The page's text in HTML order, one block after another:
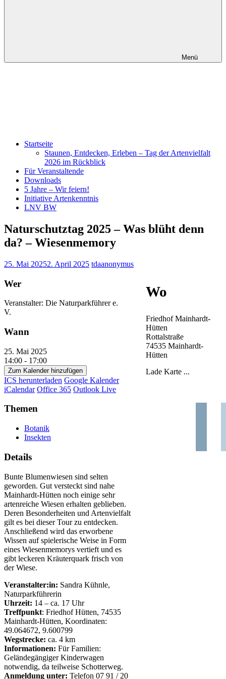
Menü
Startseite
Staunen, Entdecken, Erleben – Tag der Artenvielfalt
2026 im Rückblick
Für Veranstaltende
Downloads
5 Jahre – Wir feiern!
Initiative Artenkenntnis
LNV BW
Naturschutztag 2025 – Was blüht denn
da? – Wiesenmemory
25. Mai 20252. April 2025 tdaanonymus
Wer
Veranstalter: Die Naturparkführer e.
V.
Wann
25. Mai 2025
14:00 - 17:00
Zum Kalender hinzufügen
ICS herunterladen Google Kalender
iCalendar Office 365 Outlook Live
Themen
Botanik
Insekten
Details
Bunte Blumenwiesen sind selten
geworden. Gut versteckt sind nahe
Mainhardt-Hütten noch einige sehr
artenreiche Wiesen erhalten geblieben.
Deren Besonderheiten und Artenvielfalt
gilt es bei dieser Tour zu entdecken.
Anschließend wird das erworbene
Wissen auf spielerische Weise in Form
eines Wiesenmemorys vertieft und es
gibt leckeren Kräuterquark frisch von
der Wiese.
Veranstalter:in: Sandra Kühnle,
Naturparkführerin
Uhrzeit: 14 – ca. 17 Uhr
Treffpunkt: Friedhof Hütten, 74535
Mainhardt-Hütten, Koordinaten:
49.064672, 9.600799
Wegstrecke: ca. 4 km
Informationen: Für Familien:
Geländegängiger Kinderwagen
notwendig, da teilweise Schotterweg.
Anmeldung unter: Telefon 07 91 / 20
Wo
Friedhof Mainhardt-
Hütten
Rottalstraße
74535 Mainhardt-
Hütten
Lade Karte ...